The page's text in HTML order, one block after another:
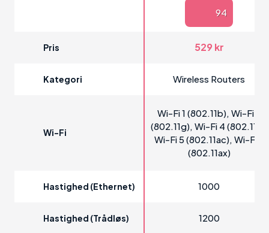
94
Pris 529 kr
Kategori Wireless Routers
Wi-Fi
Wi-Fi 1 (802.11b), Wi-Fi 3
(802.11g), Wi-Fi 4 (802.11n),
Wi-Fi 5 (802.11ac), Wi-Fi 6
(802.11ax)
Hastighed (Ethernet) 1000
Hastighed (trådløs) 1200